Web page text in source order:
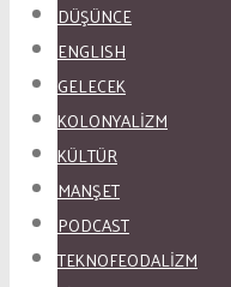
DÜŞÜNCE
ENGLISH
GELECEK
KOLONYALİZM
KÜLTÜR
MANŞET
PODCAST
TEKNOFEODALİZM